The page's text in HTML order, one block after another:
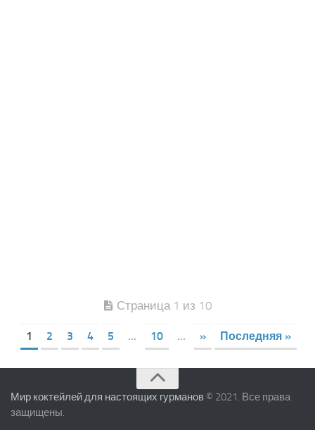
Страница 1 из 10
1 2 3 4 5 ... 10 ... » Последняя »
Мир коктейлей для настоящих гурманов © 2021. Все права
защищены.